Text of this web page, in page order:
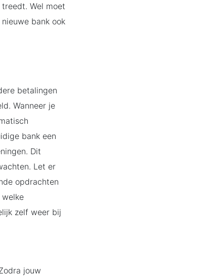
Wel moet
bank ook
betalingen
Wanneer je
bank een
Dit
Let er
opdrachten
zelf weer bij
jouw